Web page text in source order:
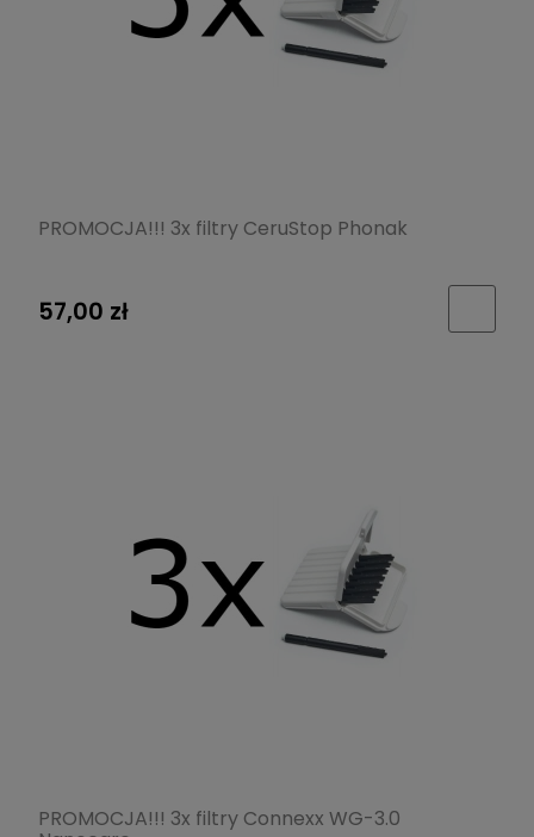
PROMOCJA!!! 3x filtry CeruStop Phonak
57,00 zł
PROMOCJA!!! 3x filtry Connexx WG-3.0